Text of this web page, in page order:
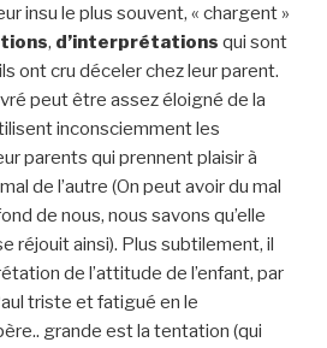
insu le plus souvent, « chargent »
, d’interprétations qui sont
ont cru déceler chez leur parent.
peut être assez éloigné de la
inconsciemment les
parents qui prennent plaisir à
de l’autre (On peut avoir du mal
de nous, nous savons qu’elle
réjouit ainsi). Plus subtilement, il
de l’attitude de l’enfant, par
triste et fatigué en le
grande est la tentation (qui